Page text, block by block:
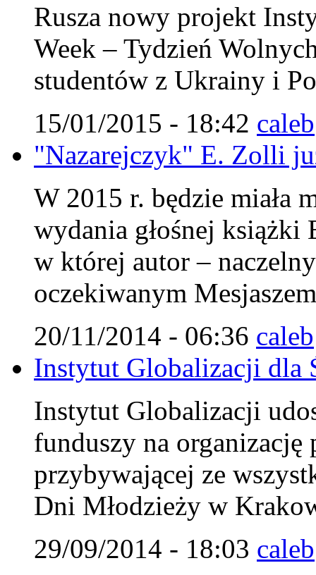
Rusza nowy projekt
Week – Tydzień
studentów z Ukrainy i
15/01/2015 - 18:42 caleb
"Nazarejczyk" E. Zolli
W 2015 r. będzie miała
wydania głośnej
w której autor –
oczekiwanym
20/11/2014 - 06:36 caleb
Instytut Globalizacji dla
Instytut Globalizacji
funduszy na organizację
przybywającej ze
Dni Młodzieży w
29/09/2014 - 18:03 caleb